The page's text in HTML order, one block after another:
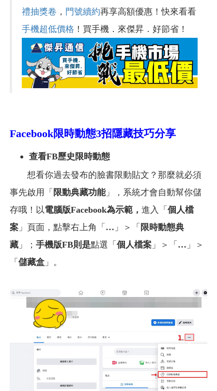
禮抽獎卷 ， 門號續約再享高額優惠！快來看看
手機超低價格 ！買手機．來傑昇．好節省！
Facebook限時動態3招隱藏技巧分享
查看FB歷史限時動態
想看你過去發布的臉書限動貼文？那麼就必須
事先啟用「 限動典藏功能」，系統才會自動幫你儲
存哦！以電腦版Facebook為示範， 進入「 個人檔
案 」頁面，點擊右上角「 … 」＞「 限時動態典
藏 」； 手機版FB則是點選「 個人檔案 」＞「 … 」＞
「 儲藏盒 」。